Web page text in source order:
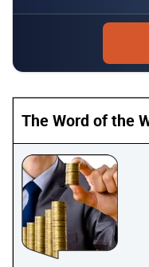
The Word of the